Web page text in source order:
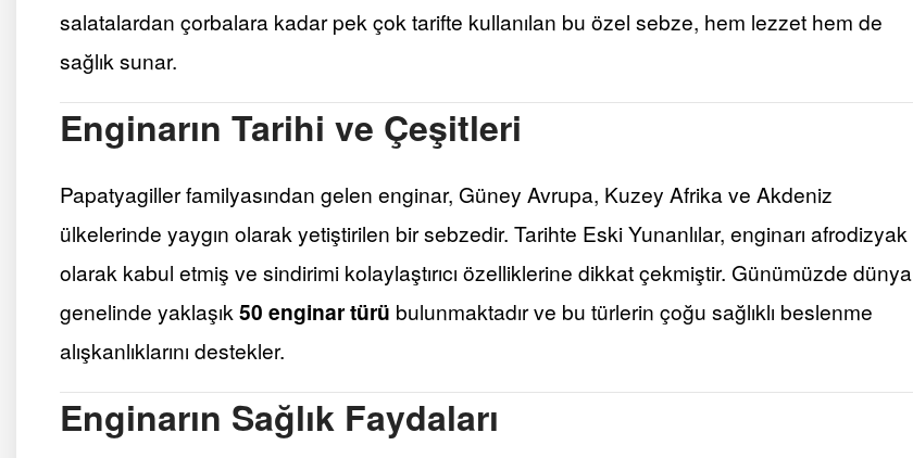
salatalardan çorbalara kadar pek çok tarifte kullanılan bu özel sebze, hem lezzet hem de
sağlık sunar.
Enginarın Tarihi ve Çeşitleri
Papatyagiller familyasından gelen enginar, Güney Avrupa, Kuzey Afrika ve Akdeniz
ülkelerinde yaygın olarak yetiştirilen bir sebzedir. Tarihte Eski Yunanlılar, enginarı afrodizyak
olarak kabul etmiş ve sindirimi kolaylaştırıcı özelliklerine dikkat çekmiştir. Günümüzde dünya
genelinde yaklaşık 50 enginar türü bulunmaktadır ve bu türlerin çoğu sağlıklı beslenme
alışkanlıklarını destekler.
Enginarın Sağlık Faydaları